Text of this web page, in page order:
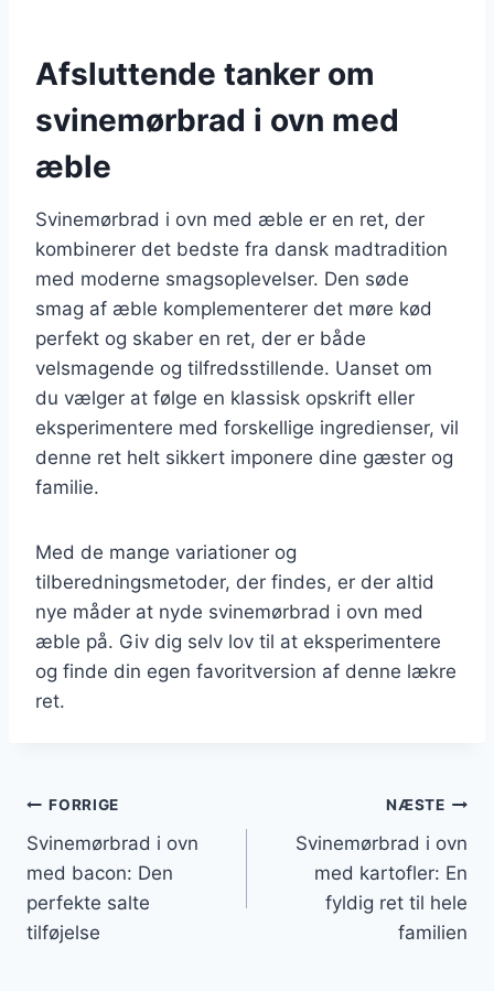
Afsluttende tanker om
svinemørbrad i ovn med
æble
Svinemørbrad i ovn med æble er en ret, der
kombinerer det bedste fra dansk madtradition
med moderne smagsoplevelser. Den søde
smag af æble komplementerer det møre kød
perfekt og skaber en ret, der er både
velsmagende og tilfredsstillende. Uanset om
du vælger at følge en klassisk opskrift eller
eksperimentere med forskellige ingredienser, vil
denne ret helt sikkert imponere dine gæster og
familie.
Med de mange variationer og
tilberedningsmetoder, der findes, er der altid
nye måder at nyde svinemørbrad i ovn med
æble på. Giv dig selv lov til at eksperimentere
og finde din egen favoritversion af denne lækre
ret.
Indlægsnavigation
FORRIGE
Svinemørbrad i ovn
med bacon: Den
perfekte salte
tilføjelse
NÆSTE
Svinemørbrad i ovn
med kartofler: En
fyldig ret til hele
familien